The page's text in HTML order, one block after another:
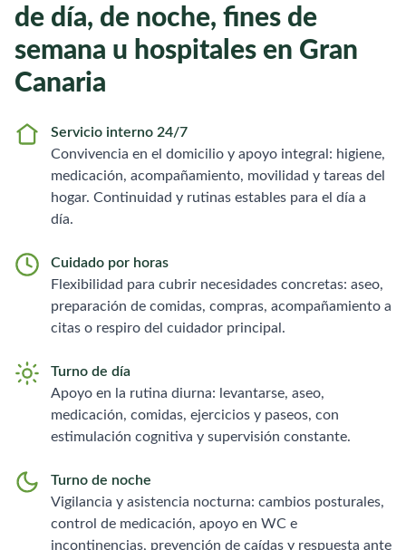
de día, de noche, fines de
semana u hospitales en Gran
Canaria
Servicio interno 24/7
Convivencia en el domicilio y apoyo integral: higiene,
medicación, acompañamiento, movilidad y tareas del
hogar. Continuidad y rutinas estables para el día a
día.
Cuidado por horas
Flexibilidad para cubrir necesidades concretas: aseo,
preparación de comidas, compras, acompañamiento a
citas o respiro del cuidador principal.
Turno de día
Apoyo en la rutina diurna: levantarse, aseo,
medicación, comidas, ejercicios y paseos, con
estimulación cognitiva y supervisión constante.
Turno de noche
Vigilancia y asistencia nocturna: cambios posturales,
control de medicación, apoyo en WC e
incontinencias, prevención de caídas y respuesta ante